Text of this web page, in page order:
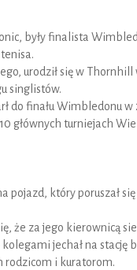
były finalista
urodził się w
singlistów.
do finału Wimbledonu
głównych turniejach
pojazd, który poruszał
że za jego kierownicą
jechał na
rodzicom i kuratorom.